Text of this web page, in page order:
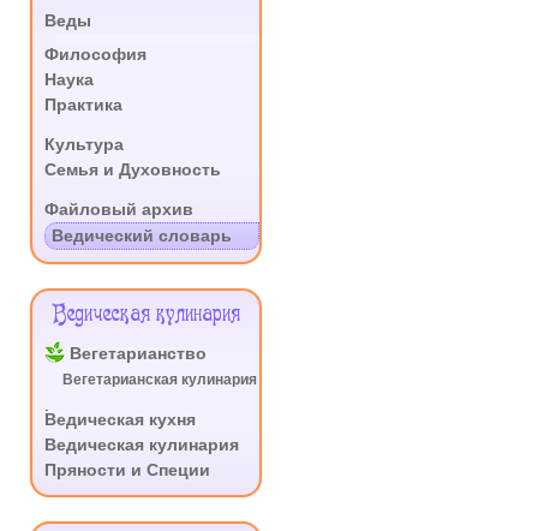
Веды
Философия
Наука
Практика
Культура
Семья и Духовность
Файловый архив
Ведический словарь
Ведическая кулинария
Вегетарианство
Вегетарианская кулинария
Ведическая кухня
Ведическая кулинария
Пряности и Специи